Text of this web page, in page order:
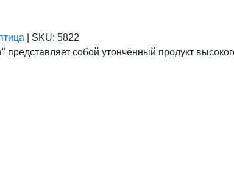
SKU: 5822
представляет собой утончённый продукт